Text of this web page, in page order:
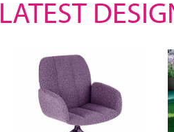
LATEST